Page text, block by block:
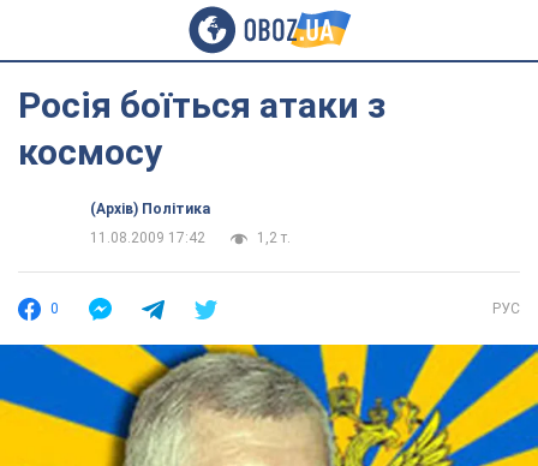
Росія боїться атаки з
космосу
(Архів) Політика
11.08.2009 17:42
1,2 т.
0 РУС